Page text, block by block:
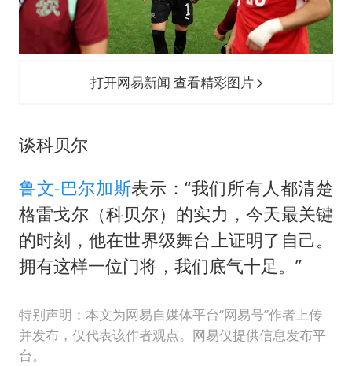
打开网易新闻 查看精彩图片
谈科贝尔
鲁文-巴尔加斯表示：“我们所有人都清楚
格雷戈尔（科贝尔）的实力，今天最关键
的时刻，他在世界级舞台上证明了自己。
拥有这样一位门将，我们底气十足。”
特别声明：本文为网易自媒体平台“网易号”作者上传
并发布，仅代表该作者观点。网易仅提供信息发布平
台。